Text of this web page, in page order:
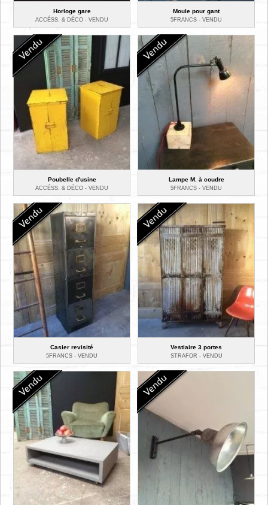
Horloge gare
ACCÉSS. & DÉCO - VENDU
Moule pour gant
5FRANCS - VENDU
Poubelle d'usine
ACCÉSS. & DÉCO - VENDU
Lampe M. à coudre
5FRANCS - VENDU
Casier revisité
5FRANCS - VENDU
Vestiaire 3 portes
STRAFOR - VENDU